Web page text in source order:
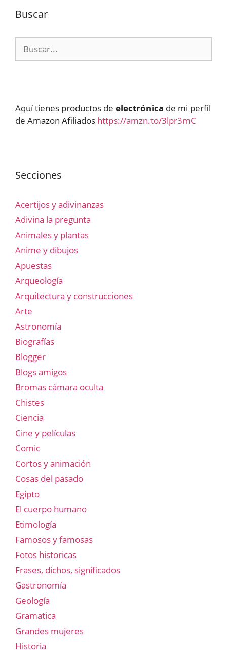
Buscar
Aquí tienes productos de electrónica de mi perfil
de Amazon Afiliados https://amzn.to/3lpr3mC
Secciones
Acertijos y adivinanzas
Adivina la pregunta
Animales y plantas
Anime y dibujos
Apuestas
Arqueología
Arquitectura y construcciones
Arte
Astronomía
Biografías
Blogger
Blogs amigos
Bromas cámara oculta
Chistes
Ciencia
Cine y películas
Comic
Cortos y animación
Cosas del pasado
Egipto
El cuerpo humano
Etimología
Famosos y famosas
Fotos historicas
Frases, dichos, significados
Gastronomía
Geología
Gramatica
Grandes mujeres
Historia